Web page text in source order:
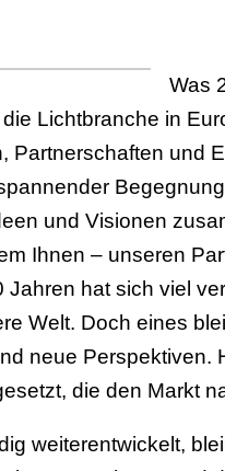
Was
Lichtbranche in
Partnerschaften und
und Visionen
Ihnen – unseren
hat sich viel
Welt. Doch eines
neue
die den Markt
weiterentwickelt,